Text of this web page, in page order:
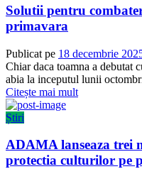
Solutii pentru
primavara
Publicat pe 18 decembrie
Chiar daca toamna a debutat
abia la inceputul lunii
Citește mai mult
Știri
ADAMA lanseaza trei
protectia culturilor pe